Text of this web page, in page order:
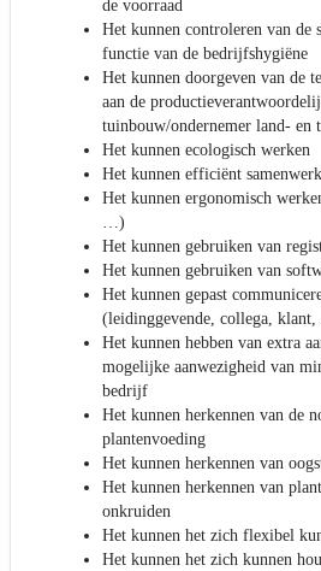
de voorraad
Het kunnen controleren van de
functie van de bedrijfshygiëne
Het kunnen doorgeven van de
aan de
tuinbouw/ondernemer land- en
Het kunnen ecologisch werken
Het kunnen efficiënt
Het kunnen ergonomisch
…)
Het kunnen gebruiken van
Het kunnen gebruiken van
Het kunnen gepast
(leidinggevende, collega,
Het kunnen hebben van extra
mogelijke aanwezigheid van
bedrijf
Het kunnen herkennen van de
plantenvoeding
Het kunnen herkennen van
Het kunnen herkennen van
onkruiden
Het kunnen het zich flexibel
Het kunnen het zich kunnen